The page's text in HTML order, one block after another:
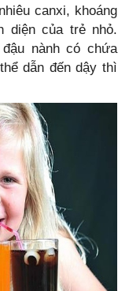
canxi, khoáng
diện của trẻ nhỏ.
nành có chứa
dẫn đến dậy thì